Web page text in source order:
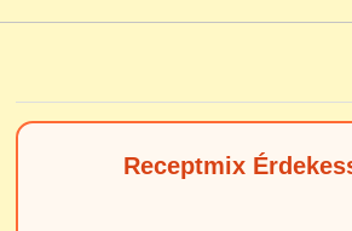
Receptmix